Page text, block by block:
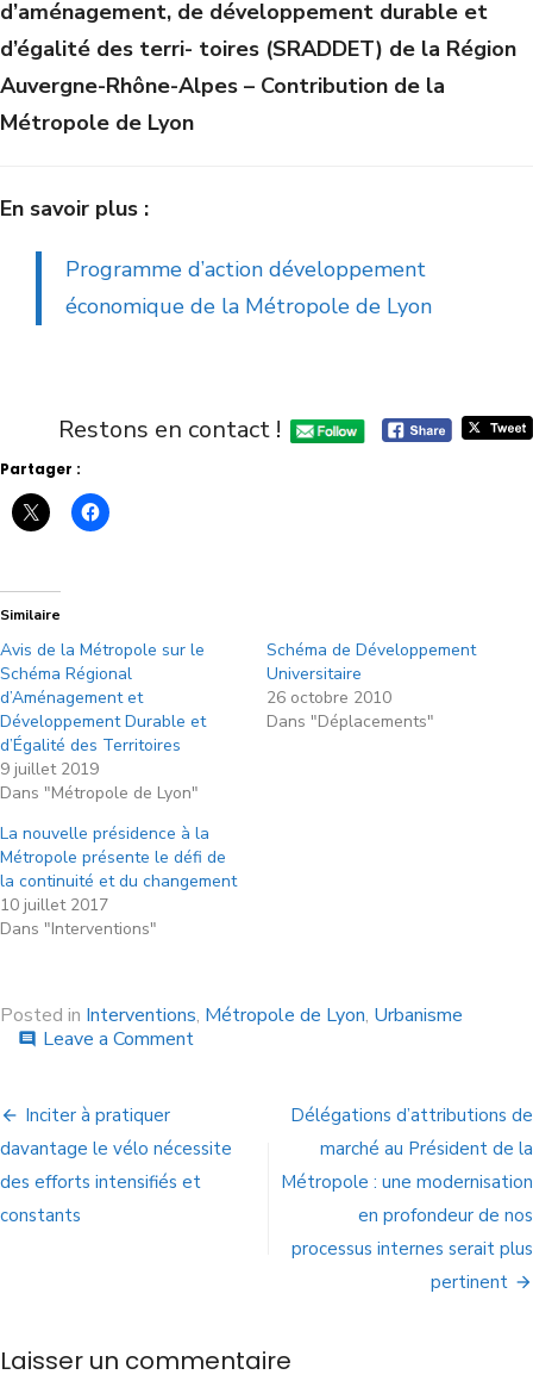
d’aménagement, de développement durable et
d’égalité des terri- toires (SRADDET) de la Région
Auvergne-Rhône-Alpes – Contribution de la
Métropole de Lyon
En savoir plus :
Programme d’action développement
économique de la Métropole de Lyon
Restons en contact !
Partager :
Similaire
Avis de la Métropole sur le
Schéma Régional
d’Aménagement et
Développement Durable et
d’Égalité des Territoires
9 juillet 2019
Dans "Métropole de Lyon"
Schéma de Développement
Universitaire
26 octobre 2010
Dans "Déplacements"
La nouvelle présidence à la
Métropole présente le défi de
la continuité et du changement
10 juillet 2017
Dans "Interventions"
Posted in Interventions, Métropole de Lyon, Urbanisme
comment Leave a Comment
Inciter à pratiquer
davantage le vélo nécessite
des efforts intensifiés et
constants
Délégations d’attributions de
marché au Président de la
Métropole : une modernisation
en profondeur de nos
processus internes serait plus
pertinent
Laisser un commentaire